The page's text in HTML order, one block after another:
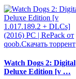
Watch Dogs 2: Digital
Deluxe Edition [v …